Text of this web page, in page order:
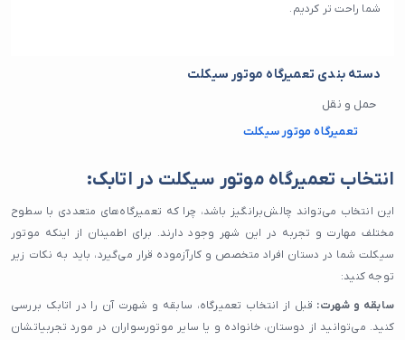
شما راحت تر کردیم.
دسته بندی تعمیرگاه موتور سیکلت
حمل و نقل
تعمیرگاه موتور سیکلت
انتخاب تعمیرگاه موتور سیکلت در اتابک:
این انتخاب می‌تواند چالش‌برانگیز باشد، چرا که تعمیرگاه‌های متعددی با سطوح
مختلف مهارت و تجربه در این شهر وجود دارند. برای اطمینان از اینکه موتور
سیکلت شما در دستان افراد متخصص و کارآزموده قرار می‌گیرد، باید به نکات زیر
توجه کنید:
سابقه و شهرت: قبل از انتخاب تعمیرگاه، سابقه و شهرت آن را در اتابک بررسی
کنید. می‌توانید از دوستان، خانواده و یا سایر موتورسواران در مورد تجربیاتشان